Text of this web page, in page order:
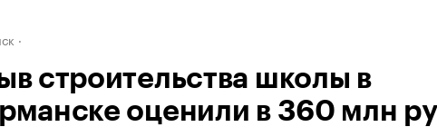
строительства школы в
оценили в 360 млн